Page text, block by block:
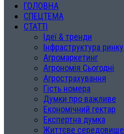
ГОЛОВНА
СПЕЦТЕМА
СТАТТІ
Ідеї & тренди
Інфраструктура ринку
Агромаркетинг
Агрономія Сьогодні
Агрострахування
Гість номера
Думки про важливе
Економічний гектар
Експертна думка
Життєве середовище